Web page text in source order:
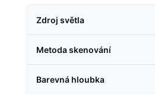
Zdroj světla
Metoda skenování
Barevná hloubka